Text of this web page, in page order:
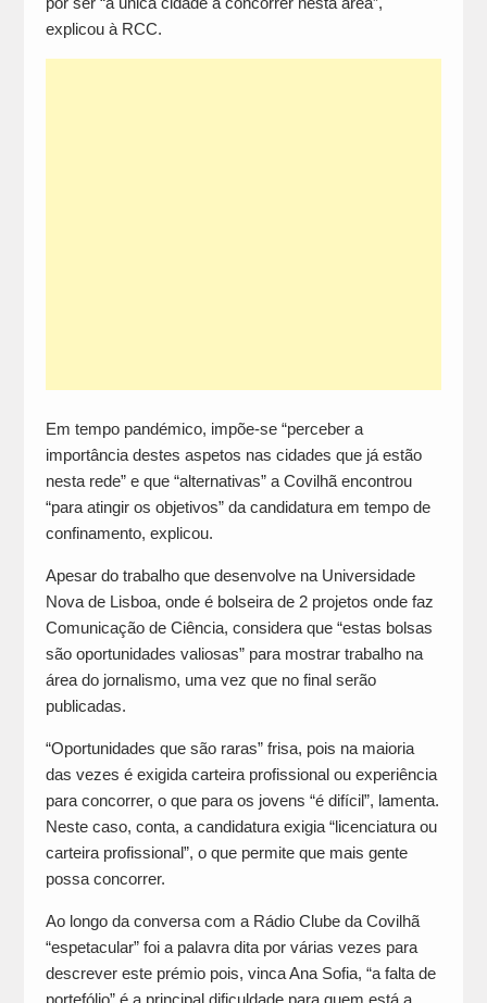
explicou à RCC.
Em tempo pandémico, impõe-se “perceber a
importância destes aspetos nas cidades que já estão
nesta rede” e que “alternativas” a Covilhã encontrou
“para atingir os objetivos” da candidatura em tempo de
confinamento, explicou.
Apesar do trabalho que desenvolve na Universidade
Nova de Lisboa, onde é bolseira de 2 projetos onde faz
Comunicação de Ciência, considera que “estas bolsas
são oportunidades valiosas” para mostrar trabalho na
área do jornalismo, uma vez que no final serão
publicadas.
“Oportunidades que são raras” frisa, pois na maioria
das vezes é exigida carteira profissional ou experiência
para concorrer, o que para os jovens “é difícil”, lamenta.
Neste caso, conta, a candidatura exigia “licenciatura ou
carteira profissional”, o que permite que mais gente
possa concorrer.
Ao longo da conversa com a Rádio Clube da Covilhã
“espetacular” foi a palavra dita por várias vezes para
descrever este prémio pois, vinca Ana Sofia, “a falta de
portefólio” é a principal dificuldade para quem está a